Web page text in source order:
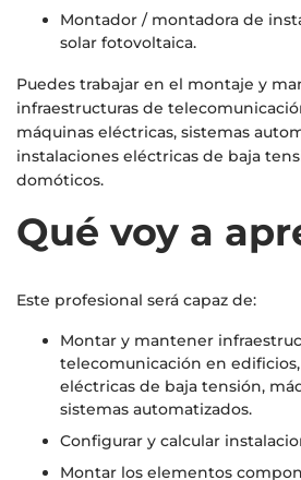
Montador / montadora de
solar fotovoltaica.
Puedes trabajar en el montaje y
infraestructuras de
máquinas eléctricas, sistemas
instalaciones eléctricas de baja
domóticos.
Qué voy a
Este profesional será capaz de:
Montar y mantener
telecomunicación en
eléctricas de baja tensión,
sistemas automatizados.
Configurar y calcular
Montar los elementos